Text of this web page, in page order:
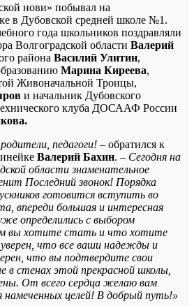
нови» побывал на
в Дубовской средней школе №1.
года школьников поздравляли
Волгоградской области Валерий
района Василий Улитин,
Марина Киреева,
Живоначальной Троицы,
и начальник Дубовского
клуба ДОСААФ России
.
педагоги! – обратился к
Валерий Бахин. – Сегодня на
области знаменательное
Последний звонок! Порядка
готовится вступить во
впереди большая и интересная
определились с выбором
вы хотите стать и что хотите
что все ваши надежды и
что вы подтвердите свои
в стенах этой прекрасной школы,
От всего сердца желаю вам
намеченных целей! В добрый путь!»